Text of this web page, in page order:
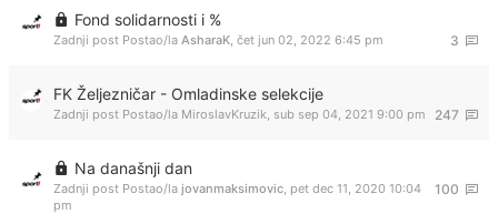
Fond solidarnosti i %
3
Zadnji post Postao/la AsharaK, čet jun 02, 2022 6:45 pm
FK Željezničar - Omladinske selekcije
247
Zadnji post Postao/la MiroslavKruzik, sub sep 04, 2021 9:00 pm
Na današnji dan
100
Zadnji post Postao/la jovanmaksimovic, pet dec 11, 2020 10:04
pm